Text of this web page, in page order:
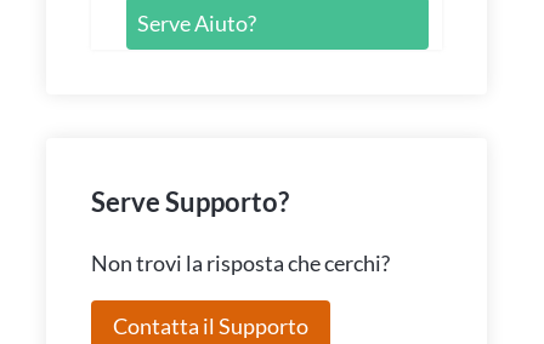
Serve Aiuto?
Serve Supporto?
Non trovi la risposta che cerchi?
Contatta il Supporto